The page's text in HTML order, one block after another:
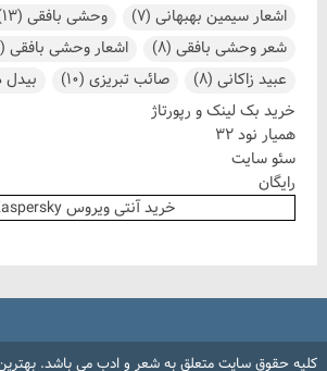
اشعار سیمین بهبهانی(7) وحشی بافقی(13)
شعر وحشی بافقی(8) اشعار وحشی بافقی(10)
عبید زاکانی(8) صائب تبریزی(10) بیدل
خرید بک لینک و رپورتاژ
همیار نود 32
سئو سایت
رایگان
خرید آنتی ویروس Kaspersky
کلیه حقوق سایت متعلق بهشعر و ادبمی باشد.